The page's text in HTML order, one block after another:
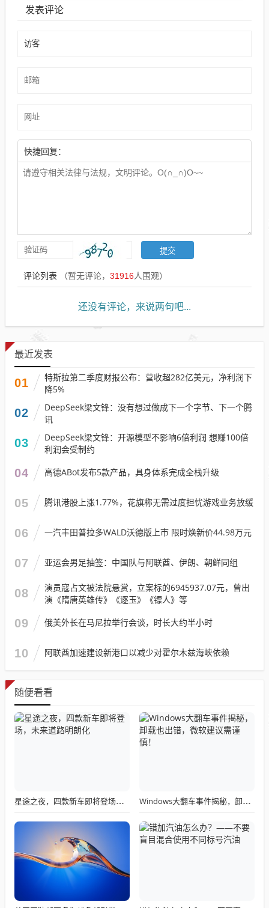
发表评论
快捷回复：
评论列表 （暂无评论， 31916人围观）
还没有评论，来说两句吧...
最近发表
01
特斯拉第二季度财报公布：营收超282亿美元，净利润下
降5%
02
DeepSeek梁文锋：没有想过做成下一个字节、下一个腾
讯
03
DeepSeek梁文锋：开源模型不影响6倍利润 想赚100倍
利润会受制约
04 高德ABot发布5款产品，具身体系完成全栈升级
05 腾讯港股上涨1.77%，花旗称无需过度担忧游戏业务放缓
06 一汽丰田普拉多WALD沃德版上市 限时焕新价44.98万元
07 亚运会男足抽签：中国队与阿联酋、伊朗、朝鲜同组
08
演员寇占文被法院悬赏，立案标的6945937.07元，曾出
演《隋唐英雄传》《逐玉》《镖人》等
09 俄美外长在马尼拉举行会谈，时长大约半小时
10 阿联酋加速建设新港口以减少对霍尔木兹海峡依赖
随便看看
星途之夜，四款新车即将登场，未来道路明朗化 Windows大翻车事件揭秘，卸载也出错，微软建议需谨慎！